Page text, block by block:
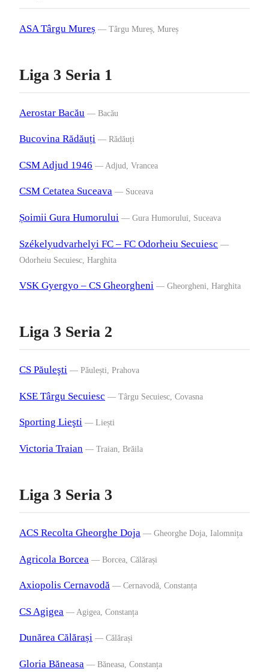
ASA Târgu Mureș — Târgu Mureș, Mureș
Liga 3 Seria 1
Aerostar Bacău — Bacău
Bucovina Rădăuți — Rădăuți
CSM Adjud 1946 — Adjud, Vrancea
CSM Cetatea Suceava — Suceava
Șoimii Gura Humorului — Gura Humorului, Suceava
Székelyudvarhelyi FC – FC Odorheiu Secuiesc —
Odorheiu Secuiesc, Harghita
VSK Gyergyo – CS Gheorgheni — Gheorgheni, Harghita
Liga 3 Seria 2
CS Păuleşti — Păulești, Prahova
KSE Târgu Secuiesc — Târgu Secuiesc, Covasna
Sporting Lieşti — Liești
Victoria Traian — Traian, Brăila
Liga 3 Seria 3
ACS Recolta Gheorghe Doja — Gheorghe Doja, Ialomnița
Agricola Borcea — Borcea, Călărași
Axiopolis Cernavodă — Cernavodă, Constanța
CS Agigea — Agigea, Constanța
Dunărea Călărași — Călărași
Gloria Băneasa — Băneasa, Constanța